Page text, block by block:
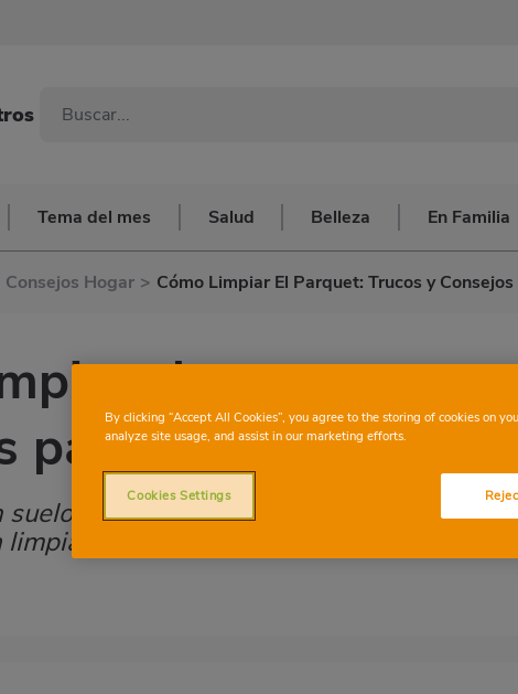
Tema del mes Salud Belleza En Familia
Consejos Hogar > Cómo Limpiar El Parquet: Trucos y
el parquet:
para que quede
suelo muy especial, que requiere de
y abrillantarlo. Te contamos cómo.
By clicking “Accept All Cookies”, you agree to the storing of cookies on
analyze site usage, and assist in our marketing efforts.
Cookies Settings